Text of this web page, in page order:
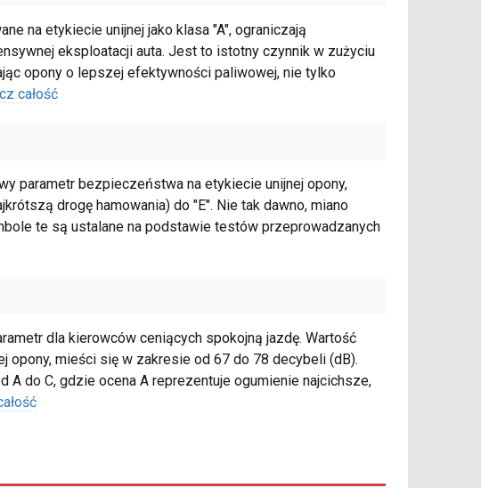
na etykiecie unijnej jako klasa "A", ograniczają
eksploatacji auta. Jest to istotny czynnik w zużyciu
opony o lepszej efektywności paliwowej, nie tylko
całość
parametr bezpieczeństwa na etykiecie unijnej opony,
drogę hamowania) do "E". Nie tak dawno, miano
te są ustalane na podstawie testów przeprowadzanych
dla kierowców ceniących spokojną jazdę. Wartość
opony, mieści się w zakresie od 67 do 78 decybeli (dB).
do C, gdzie ocena A reprezentuje ogumienie najcichsze,